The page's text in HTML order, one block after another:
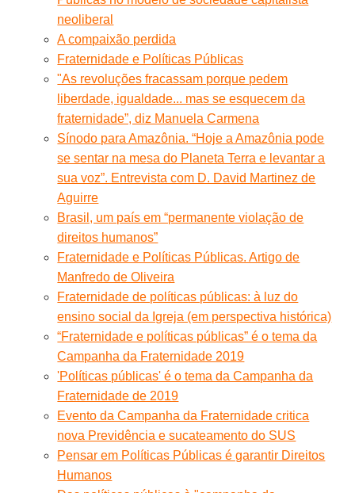
neoliberal
A compaixão perdida
Fraternidade e Políticas Públicas
"As revoluções fracassam porque pedem
liberdade, igualdade... mas se esquecem da
fraternidade”, diz Manuela Carmena
Sínodo para Amazônia. “Hoje a Amazônia pode
se sentar na mesa do Planeta Terra e levantar a
sua voz”. Entrevista com D. David Martinez de
Aguirre
Brasil, um país em “permanente violação de
direitos humanos”
Fraternidade e Políticas Públicas. Artigo de
Manfredo de Oliveira
Fraternidade de políticas públicas: à luz do
ensino social da Igreja (em perspectiva histórica)
“Fraternidade e políticas públicas” é o tema da
Campanha da Fraternidade 2019
'Políticas públicas' é o tema da Campanha da
Fraternidade de 2019
Evento da Campanha da Fraternidade critica
nova Previdência e sucateamento do SUS
Pensar em Políticas Públicas é garantir Direitos
Humanos